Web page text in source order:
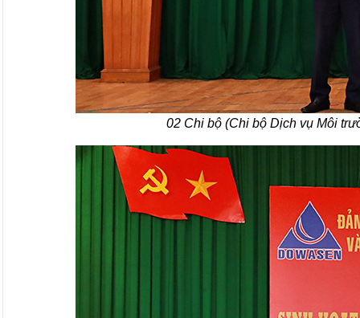
02 Chi bộ (Chi bộ Dịch vụ Môi